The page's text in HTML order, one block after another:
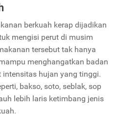
berkuah kerap dijadikan
mengisi perut di musim
tersebut tak hanya
menghangatkan badan
hujan yang tinggi.
bakso, soto, seblak, sop
lebih laris ketimbang jenis